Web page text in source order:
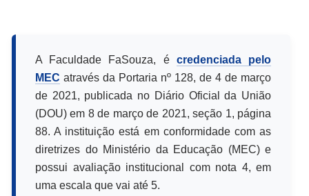
A Faculdade FaSouza, é credenciada pelo
MEC através da Portaria nº 128, de 4 de março
de 2021, publicada no Diário Oficial da União
(DOU) em 8 de março de 2021, seção 1, página
88. A instituição está em conformidade com as
diretrizes do Ministério da Educação (MEC) e
possui avaliação institucional com nota 4, em
uma escala que vai até 5.